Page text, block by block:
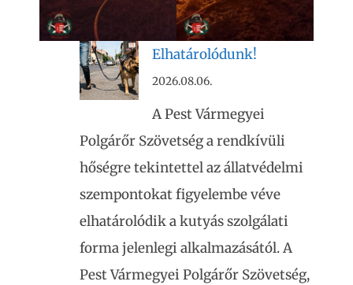
Elhatárolódunk!
2026.08.06.
A Pest Vármegyei
Polgárőr Szövetség a rendkívüli
hőségre tekintettel az állatvédelmi
szempontokat figyelembe véve
elhatárolódik a kutyás szolgálati
forma jelenlegi alkalmazásától. A
Pest Vármegyei Polgárőr Szövetség,